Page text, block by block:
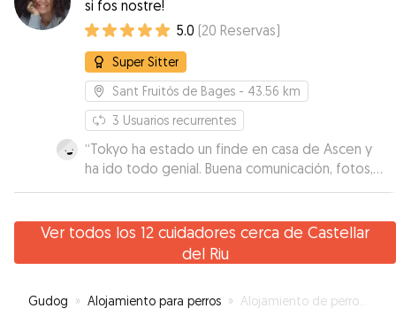
si fos nostre!
5.0 (20 Reservas)
Super Sitter
Sant Fruitós de Bages - 43.56 km
3 Usuarios recurrentes
“Tokyo ha estado un finde en casa de Ascen y
ha ido todo genial. Buena comunicación, fotos,
videos... a repetir!!!”
Ver todos los 12 cuidadores cerca de Castellar
del Riu
Gudog » Alojamiento para perros » Alojamiento de perros en Castellar del Riu